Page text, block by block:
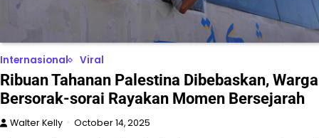
Internasional Viral
Ribuan Tahanan Palestina Dibebaskan, Warga
Bersorak-sorai Rayakan Momen Bersejarah
Walter Kelly October 14, 2025